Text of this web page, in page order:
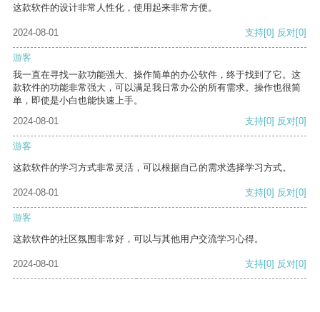
这款软件的设计非常人性化，使用起来非常方便。
2024-08-01 支持[0] 反对[0]
游客
我一直在寻找一款功能强大、操作简单的办公软件，终于找到了它。这
款软件的功能非常强大，可以满足我日常办公的所有需求。操作也很简
单，即使是小白也能快速上手。
2024-08-01
支持[0] 反对[0]
游客
这款软件的学习方式非常灵活，可以根据自己的需求选择学习方式。
2024-08-01 支持[0] 反对[0]
游客
这款软件的社区氛围非常好，可以与其他用户交流学习心得。
2024-08-01 支持[0] 反对[0]